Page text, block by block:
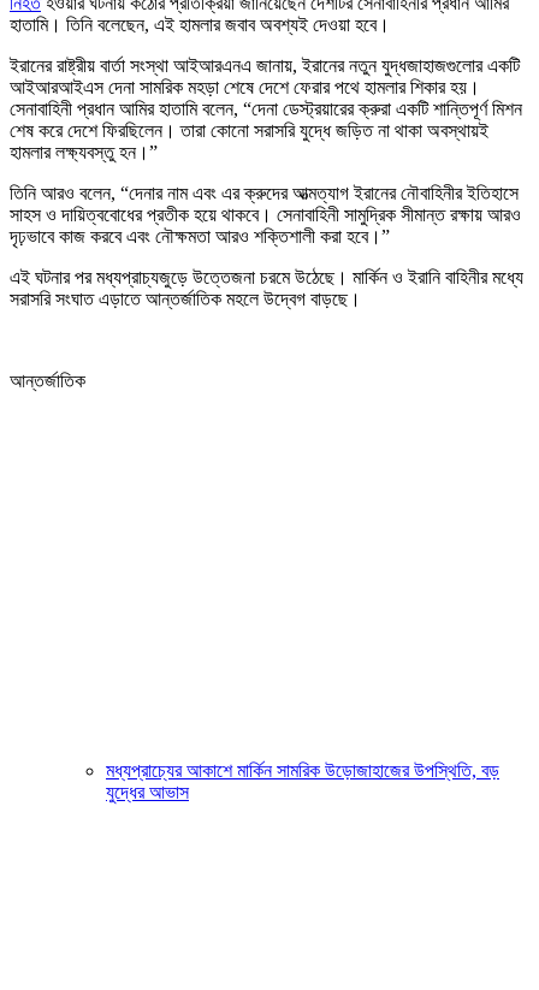
হাতামি। তিনি বলেছেন, এই হামলার জবাব অবশ্যই দেওয়া হবে।
ইরানের রাষ্ট্রীয় বার্তা সংস্থা আইআরএনএ জানায়, ইরানের নতুন যুদ্ধজাহাজগুলোর একটি
আইআরআইএস দেনা সামরিক মহড়া শেষে দেশে ফেরার পথে হামলার শিকার হয়।
সেনাবাহিনী প্রধান আমির হাতামি বলেন, “দেনা ডেস্ট্রয়ারের ক্রুরা একটি শান্তিপূর্ণ মিশন
শেষ করে দেশে ফিরছিলেন। তারা কোনো সরাসরি যুদ্ধে জড়িত না থাকা অবস্থায়ই
হামলার লক্ষ্যবস্তু হন।”
তিনি আরও বলেন, “দেনার নাম এবং এর ক্রুদের আত্মত্যাগ ইরানের নৌবাহিনীর ইতিহাসে
সাহস ও দায়িত্ববোধের প্রতীক হয়ে থাকবে। সেনাবাহিনী সামুদ্রিক সীমান্ত রক্ষায় আরও
দৃঢ়ভাবে কাজ করবে এবং নৌক্ষমতা আরও শক্তিশালী করা হবে।”
এই ঘটনার পর মধ্যপ্রাচ্যজুড়ে উত্তেজনা চরমে উঠেছে। মার্কিন ও ইরানি বাহিনীর মধ্যে
সরাসরি সংঘাত এড়াতে আন্তর্জাতিক মহলে উদ্বেগ বাড়ছে।
আন্তর্জাতিক
মধ্যপ্রাচ্যের আকাশে মার্কিন সামরিক উড়োজাহাজের উপস্থিতি, বড়
যুদ্ধের আভাস